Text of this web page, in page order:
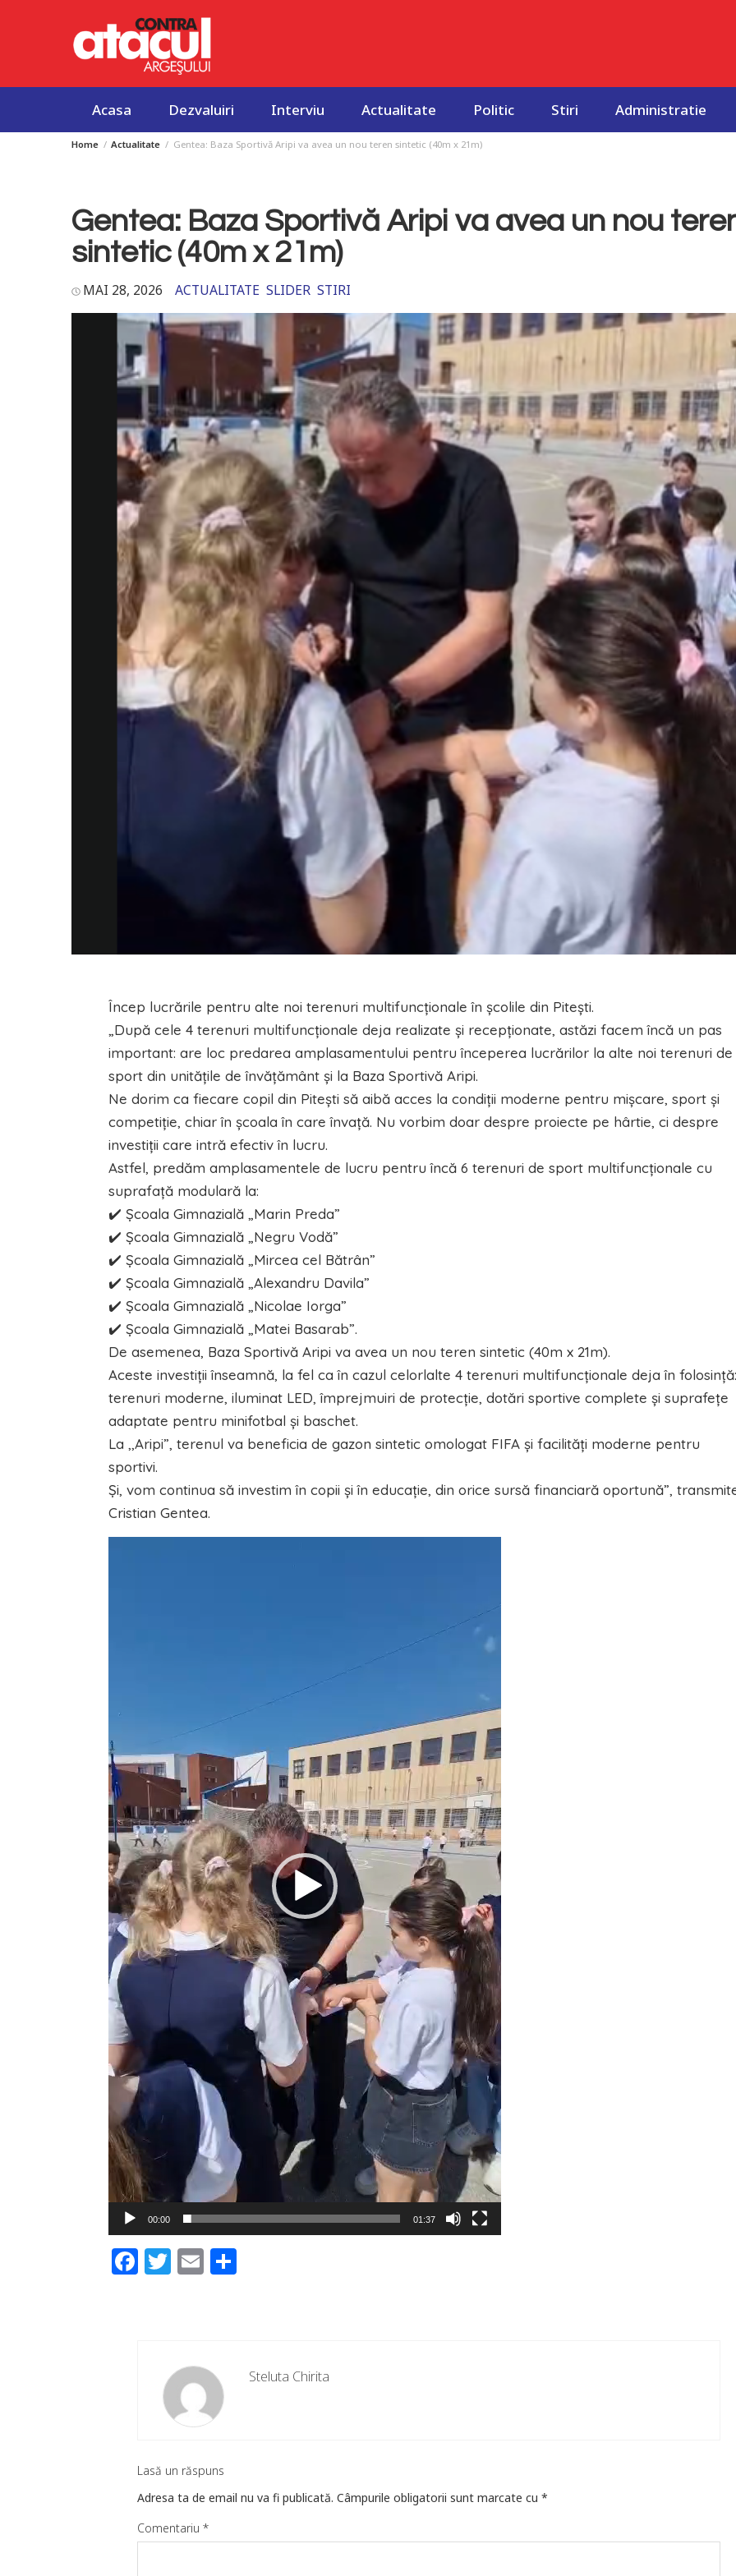
Acasa Dezvaluiri Interviu Actualitate Politic Stiri Administratie
Home Actualitate Gentea: Baza Sportivă Aripi va avea un nou teren sintetic (40m x 21m)
Gentea: Baza Sportivă Aripi va avea un nou
sintetic (40m x 21m)
MAI 28, 2026 ACTUALITATE SLIDER STIRI
Încep lucrările pentru alte noi terenuri multifuncționale în școlile din Pitești.
„După cele 4 terenuri multifuncționale deja realizate și recepționate, astăzi facem încă un pas
important: are loc predarea amplasamentului pentru începerea lucrărilor la alte noi terenuri de
sport din unitățile de învățământ și la Baza Sportivă Aripi.
Ne dorim ca fiecare copil din Pitești să aibă acces la condiții moderne pentru mișcare, sport și
competiție, chiar în școala în care învață. Nu vorbim doar despre proiecte pe hârtie, ci despre
investiții care intră efectiv în lucru.
Astfel, predăm amplasamentele de lucru pentru încă 6 terenuri de sport multifuncționale cu
suprafață modulară la:
✔️ Școala Gimnazială „Marin Preda”
✔️ Școala Gimnazială „Negru Vodă”
✔️ Școala Gimnazială „Mircea cel Bătrân”
✔️ Școala Gimnazială „Alexandru Davila”
✔️ Școala Gimnazială „Nicolae Iorga”
✔️ Școala Gimnazială „Matei Basarab”.
De asemenea, Baza Sportivă Aripi va avea un nou teren sintetic (40m x 21m).
Aceste investiții înseamnă, la fel ca în cazul celorlalte 4 terenuri multifuncţionale deja în folosinţă:
terenuri moderne, iluminat LED, împrejmuiri de protecție, dotări sportive complete și suprafețe
adaptate pentru minifotbal și baschet.
La ,,Aripi”, terenul va beneficia de gazon sintetic omologat FIFA și facilități moderne pentru
sportivi.
Şi, vom continua să investim în copii şi în educație, din orice sursă financiară oportună”,
Cristian Gentea.
00:00 01:37
Facebook
Twitter
Email
Steluta Chirita
Lasă un răspuns
Adresa ta de email nu va fi publicată. Câmpurile obligatorii sunt marcate cu *
Comentariu *